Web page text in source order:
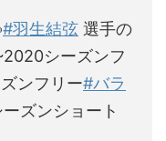
#羽生結弦 選手の
シーズンフ
ンフリー#バラ
ズンショート